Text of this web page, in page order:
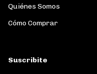
Quiénes Somos
Cómo Comprar
Suscribite